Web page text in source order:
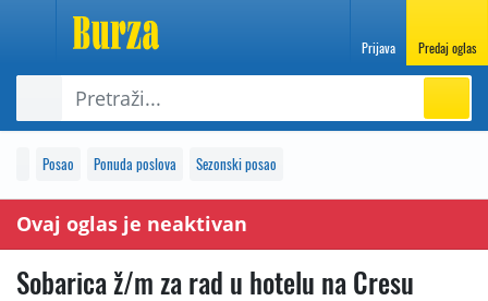
Prijava Predaj oglas
Posao Ponuda poslova Sezonski posao
Ovaj oglas je neaktivan
Sobarica ž/m za rad u hotelu na Cresu